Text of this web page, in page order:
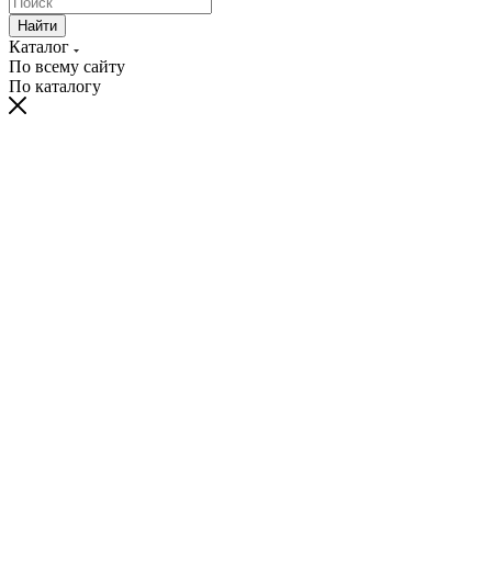
Найти
Каталог
По всему сайту
По каталогу